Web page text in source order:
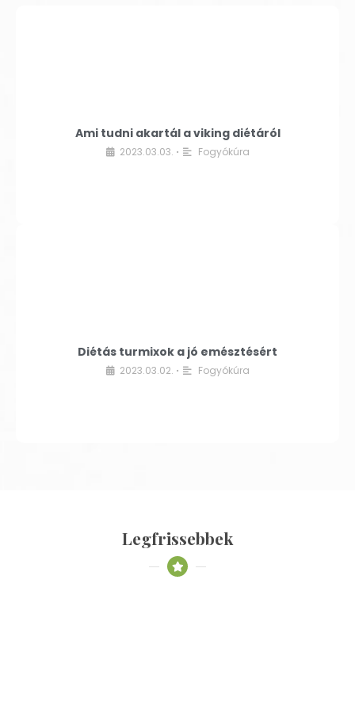
Ami tudni akartál a viking diétáról
2023.03.03. • Fogyókúra
Diétás turmixok a jó emésztésért
2023.03.02. • Fogyókúra
Legfrissebbek